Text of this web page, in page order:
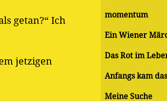
getan?“ Ich
jetzigen
momentum
Ein Wiener
Das Rot im
Anfangs kam
Meine Suche